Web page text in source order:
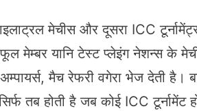
मेचीस और दूसरा ICC
यानि टेस्ट प्लेइंग नेशन्स के
मैच रेफरी वगेरा भेज देती
तब होती है जब कोई ICC